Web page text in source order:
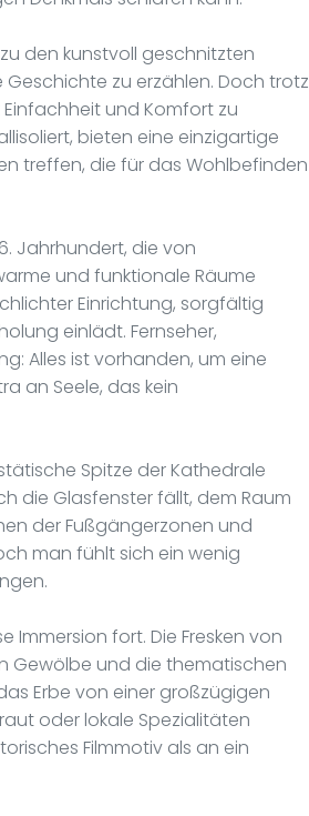
den kunstvoll geschnitzten
zu erzählen. Doch trotz
Einfachheit und Komfort zu
bieten eine einzigartige
treffen, die für das Wohlbefinden
Jahrhundert, die von
und funktionale Räume
Einrichtung, sorgfältig
einlädt. Fernseher,
Alles ist vorhanden, um eine
an Seele, das kein
Spitze der Kathedrale
die Glasfenster fällt, dem Raum
der Fußgängerzonen und
man fühlt sich ein wenig
Immersion fort. Die Fresken von
Gewölbe und die thematischen
Erbe von einer großzügigen
oder lokale Spezialitäten
Filmmotiv als an ein